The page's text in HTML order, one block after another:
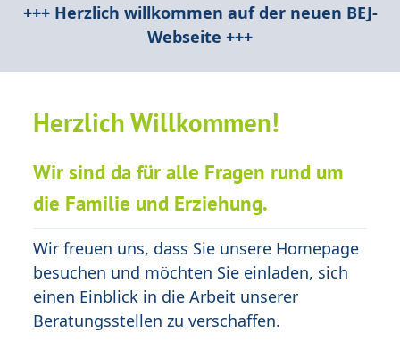
+++ Herzlich willkommen auf der neuen BEJ-
Webseite +++
Herzlich Willkommen!
Wir sind da für alle Fragen rund um
die Familie und Erziehung.
Wir freuen uns, dass Sie unsere Homepage
besuchen und möchten Sie einladen, sich
einen Einblick in die Arbeit unserer
Beratungsstellen zu verschaffen.